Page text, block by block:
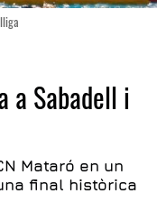
a Sabadell i
Mataró en un
final històrica